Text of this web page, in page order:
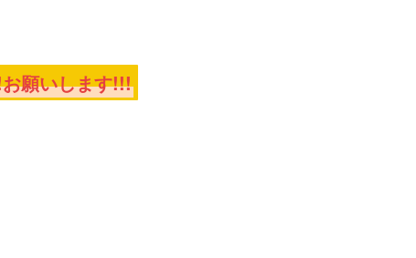
願いします!!!